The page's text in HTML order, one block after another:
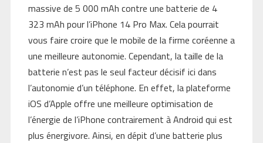
massive de 5 000 mAh contre une batterie de 4
323 mAh pour l’iPhone 14 Pro Max. Cela pourrait
vous faire croire que le mobile de la firme coréenne a
une meilleure autonomie. Cependant, la taille de la
batterie n’est pas le seul facteur décisif ici dans
l’autonomie d’un téléphone. En effet, la plateforme
iOS d’Apple offre une meilleure optimisation de
l’énergie de l’iPhone contrairement à Android qui est
plus énergivore. Ainsi, en dépit d’une batterie plus